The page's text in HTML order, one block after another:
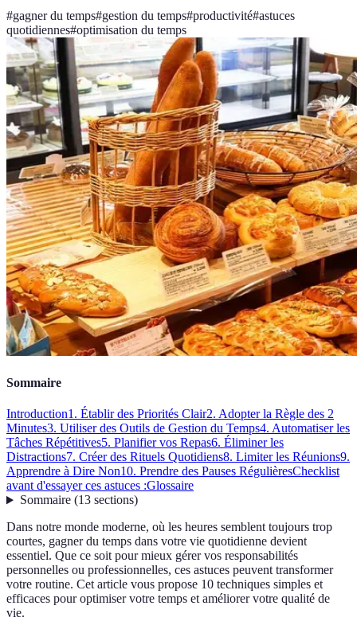
#gagner du temps#gestion du temps#productivité#astuces
quotidiennes#optimisation du temps
Sommaire
Introduction1. Établir des Priorités Clair2. Adopter la Règle des 2
Minutes3. Utiliser des Outils de Gestion du Temps4. Automatiser les
Tâches Répétitives5. Planifier vos Repas6. Éliminer les
Distractions7. Créer des Rituels Quotidiens8. Limiter les Réunions9.
Apprendre à Dire Non10. Prendre des Pauses RégulièresChecklist
avant d'essayer ces astuces :Glossaire
Sommaire(13 sections)
Dans notre monde moderne, où les heures semblent toujours trop
courtes, gagner du temps dans votre vie quotidienne devient
essentiel. Que ce soit pour mieux gérer vos responsabilités
personnelles ou professionnelles, ces astuces peuvent transformer
votre routine. Cet article vous propose 10 techniques simples et
efficaces pour optimiser votre temps et améliorer votre qualité de
vie.